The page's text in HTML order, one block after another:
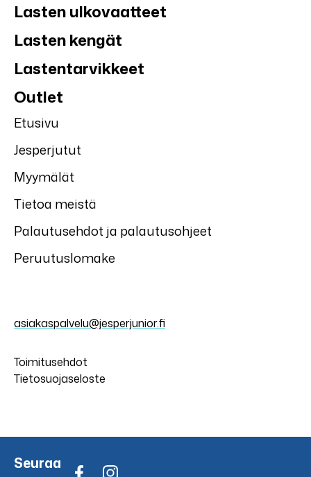
Lasten ulkovaatteet
Lasten kengät
Lastentarvikkeet
Outlet
Etusivu
Jesperjutut
Myymälät
Tietoa meistä
Palautusehdot ja palautusohjeet
Peruutuslomake
asiakaspalvelu@jesperjunior.fi
Toimitusehdot
Tietosuojaseloste
Seuraa